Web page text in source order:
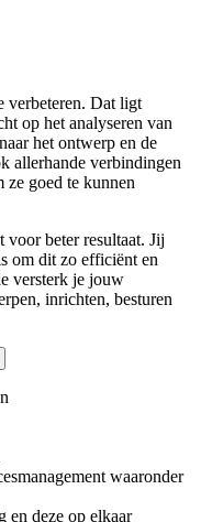
verbeteren. Dat ligt
op het analyseren van
het ontwerp en de
allerhande verbindingen
ze goed te kunnen
voor beter resultaat. Jij
om dit zo efficiënt en
versterk je jouw
inrichten, besturen
waaronder
en deze op elkaar